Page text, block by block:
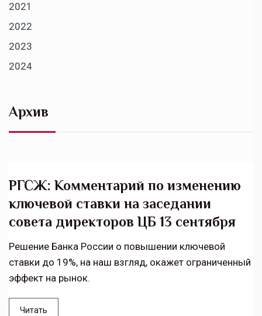
2021
2022
2023
2024
Архив
РГСЖ: Комментарий по изменению
ключевой ставки на заседании
совета директоров ЦБ 13 сентября
Решение Банка России о повышении ключевой
ставки до 19%, на наш взгляд, окажет ограниченный
эффект на рынок.
Читать